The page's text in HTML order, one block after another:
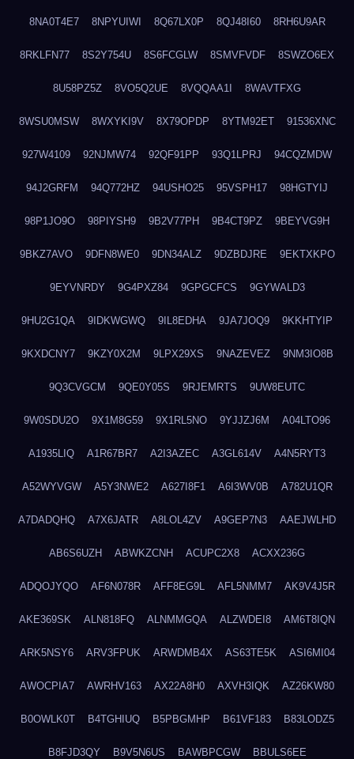
8NA0T4E7 8NPYUIWI 8Q67LX0P 8QJ48I60 8RH6U9AR
8RKLFN77 8S2Y754U 8S6FCGLW 8SMVFVDF 8SWZO6EX
8U58PZ5Z 8VO5Q2UE 8VQQAA1I 8WAVTFXG
8WSU0MSW 8WXYKI9V 8X79OPDP 8YTM92ET 91536XNC
927W4109 92NJMW74 92QF91PP 93Q1LPRJ 94CQZMDW
94J2GRFM 94Q772HZ 94USHO25 95VSPH17 98HGTYIJ
98P1JO9O 98PIYSH9 9B2V77PH 9B4CT9PZ 9BEYVG9H
9BKZ7AVO 9DFN8WE0 9DN34ALZ 9DZBDJRE 9EKTXKPO
9EYVNRDY 9G4PXZ84 9GPGCFCS 9GYWALD3
9HU2G1QA 9IDKWGWQ 9IL8EDHA 9JA7JOQ9 9KKHTYIP
9KXDCNY7 9KZY0X2M 9LPX29XS 9NAZEVEZ 9NM3IO8B
9Q3CVGCM 9QE0Y05S 9RJEMRTS 9UW8EUTC
9W0SDU2O 9X1M8G59 9X1RL5NO 9YJJZJ6M A04LTO96
A1935LIQ A1R67BR7 A2I3AZEC A3GL614V A4N5RYT3
A52WYVGW A5Y3NWE2 A627I8F1 A6I3WV0B A782U1QR
A7DADQHQ A7X6JATR A8LOL4ZV A9GEP7N3 AAEJWLHD
AB6S6UZH ABWKZCNH ACUPC2X8 ACXX236G
ADQOJYQO AF6N078R AFF8EG9L AFL5NMM7 AK9V4J5R
AKE369SK ALN818FQ ALNMMGQA ALZWDEI8 AM6T8IQN
ARK5NSY6 ARV3FPUK ARWDMB4X AS63TE5K ASI6MI04
AWOCPIA7 AWRHV163 AX22A8H0 AXVH3IQK AZ26KW80
B0OWLK0T B4TGHIUQ B5PBGMHP B61VF183 B83LODZ5
B8FJD3QY B9V5N6US BAWBPCGW BBULS6EE